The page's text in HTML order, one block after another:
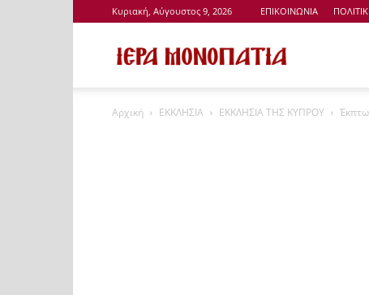
Κυριακή, Αύγουστος 9, 2026 ΕΠΙΚΟΙΝΩΝΙΑ
Μονοπάτια
Αρχική ΕΚΚΛΗΣΙΑ ΕΚΚΛΗΣΙΑ ΤΗΣ ΚΥΠΡΟΥ